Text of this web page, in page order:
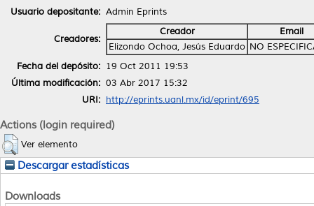
Usuario depositante: Admin Eprints
Creadores:
Creador
Email
Elizondo Ochoa, Jesús Eduardo NO
Fecha del depósito: 19 Oct 2011 19:53
Última modificación: 03 Abr 2017 15:32
URI: http://eprints.uanl.mx/id/eprint/695
Actions (login required)
Ver elemento
Descargar estadísticas
Downloads